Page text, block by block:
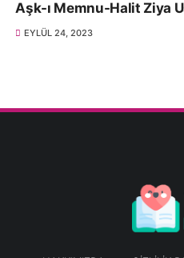
Aşk-ı Memnu-Halit Ziya
EYLÜL 24, 2023